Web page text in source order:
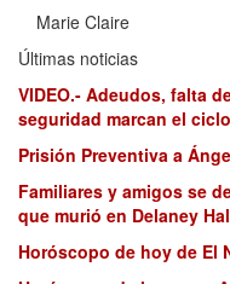
Marie Claire
Últimas noticias
VIDEO.- Adeudos, falta
seguridad marcan el
Prisión Preventiva a
Familiares y amigos se
que murió en Delaney
Horóscopo de hoy de El